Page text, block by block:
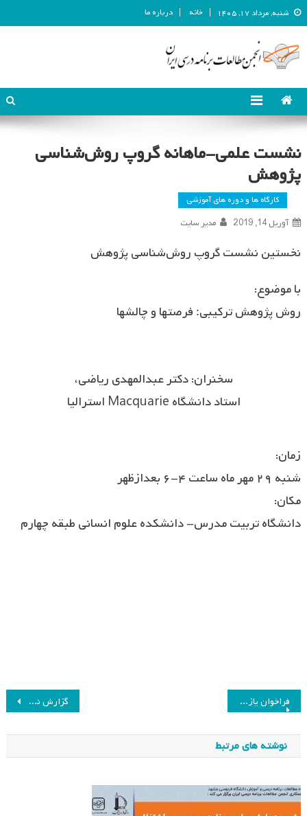
شنبه, مرداد ۱۷, ۱۴۰۵ خانه درباره ما
انجمن مطالعات برنامه درسی ایران
نشست علمی-ماهانه گروپ روش‌شناسی
پژوهش
کارگاه ها و دوره های آموزشی
آوریل 14, 2019 مدیر سایت
نخستین نشست گروپ روش‌شناسی پژوهش
با موضوع:
روشپژوهشترکیبی: فرصت­ها وچالش­ها
سخنران: دکتر عبدالمهدی ریاضی،
استاد دانشگاه Macquarie استرالیا
زمان:
شنبه ۲۹ مهر ماه
ساعت ۴-۶ بعدازظهر
مکان:
دانشگاه تربیت مدرس- دانشکده علوم انسانی طبقه چهارم
راهبری
نوشته
گزارش نشست گروپ علوم اعصاب و برنامه درسی فراخوان یازدهمین همایش سالانه انجمن مطالعات برنامه درسی ایران
نوشته های مرتبط